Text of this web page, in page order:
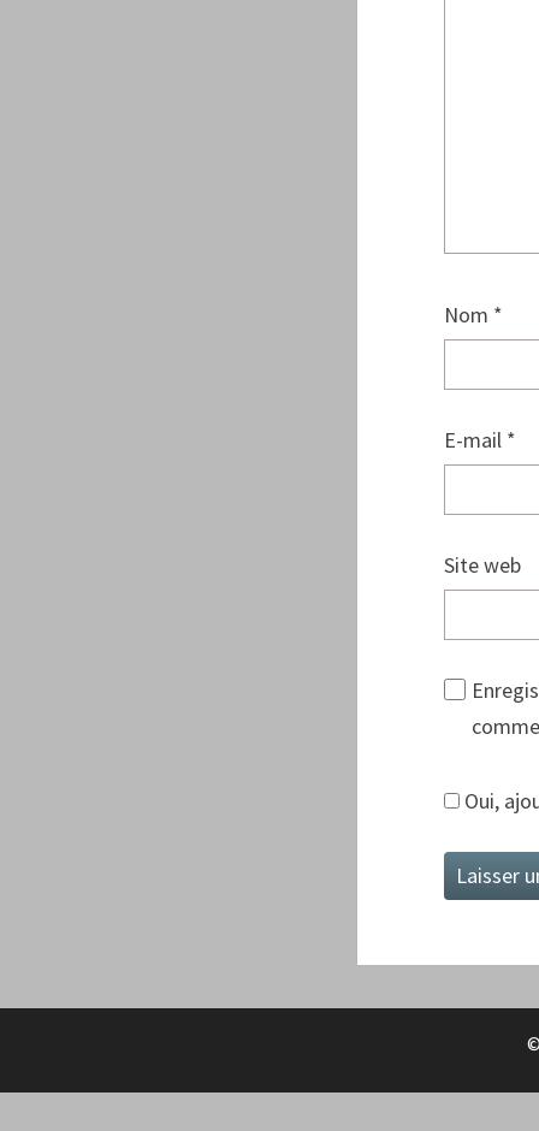
Nom *
E-mail *
Site web
Oui,